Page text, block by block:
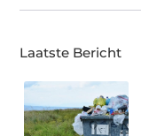
Laatste Bericht